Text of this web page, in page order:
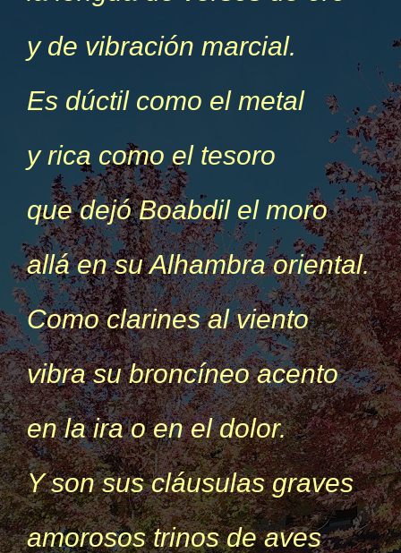
y de vibración marcial.
Es dúctil como el metal
y rica como el tesoro
que dejó Boabdil el moro
allá en su Alhambra oriental.
Como clarines al viento
vibra su broncíneo acento
en la ira o en el dolor.
Y son sus cláusulas graves
amorosos trinos de aves